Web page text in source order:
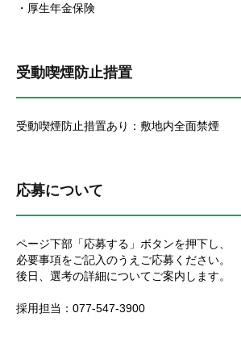
・厚生年金保険
受動喫煙防止措置
受動喫煙防止措置あり：敷地内全面禁煙
応募について
ページ下部「応募する」ボタンを押下し、
必要事項をご記入のうえご応募ください。
後日、選考の詳細についてご案内します。
採用担当：077-547-3900